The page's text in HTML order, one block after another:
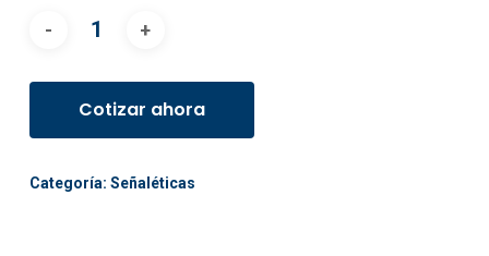
Cotizar ahora
Categoría: Señaléticas